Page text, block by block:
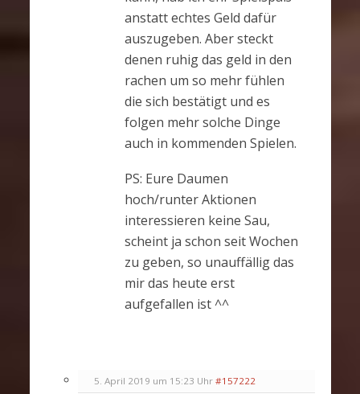
anstatt echtes Geld dafür
auszugeben. Aber steckt
denen ruhig das geld in den
rachen um so mehr fühlen
die sich bestätigt und es
folgen mehr solche Dinge
auch in kommenden Spielen.
PS: Eure Daumen
hoch/runter Aktionen
interessieren keine Sau,
scheint ja schon seit Wochen
zu geben, so unauffällig das
mir das heute erst
aufgefallen ist ^^
5. April 2019 um 15:23 Uhr #157222